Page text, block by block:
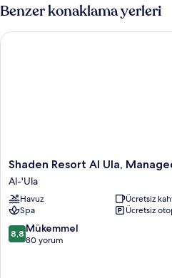
detay
Benzer konaklama yerleri
Shaden
Resort
Al
Ula,
Managed
by
Accor
Shaden Resort Al Ula,
Al-'Ula
Havuz
Ücretsiz
Spa
Ücretsiz
10
üzerinden
8,8 Mükemmel
80 yorum
Shaden Resort Al Ula, Managed